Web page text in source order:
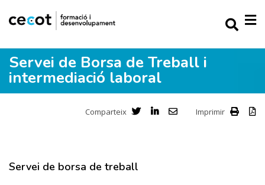
Servei de Borsa de Treball i
intermediació laboral
Comparteix Imprimir
Servei de borsa de treball